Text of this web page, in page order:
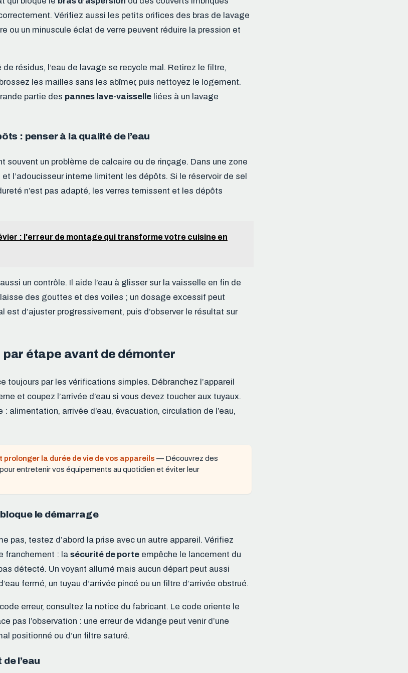
Vérifiez aussi les petits orifices des bras de lavage
ou un minuscule éclat de verre peuvent réduire la pression et
résidus, l’eau de lavage se recycle mal. Retirez le filtre,
les mailles sans les abîmer, puis nettoyez le logement.
partie des pannes lave-vaisselle liées à un lavage
: penser à la qualité de l’eau
souvent un problème de calcaire ou de rinçage. Dans une zone
l’adoucisseur interne limitent les dépôts. Si le réservoir de sel
n’est pas adapté, les verres ternissent et les dépôts
: l'erreur de montage qui transforme votre cuisine en
un contrôle. Il aide l’eau à glisser sur la vaisselle en fin de
des gouttes et des voiles ; un dosage excessif peut
est d’ajuster progressivement, puis d’observer le résultat sur
étape avant de démonter
toujours par les vérifications simples. Débranchez l’appareil
et coupez l’arrivée d’eau si vous devez toucher aux tuyaux.
: alimentation, arrivée d’eau, évacuation, circulation de l’eau,
prolonger la durée de vie de vos appareils — Découvrez des
entretenir vos équipements au quotidien et éviter leur
le démarrage
pas, testez d’abord la prise avec un autre appareil. Vérifiez
franchement : la sécurité de porte empêche le lancement du
détecté. Un voyant allumé mais aucun départ peut aussi
fermé, un tuyau d’arrivée pincé ou un filtre d’arrivée obstrué.
erreur, consultez la notice du fabricant. Le code oriente le
pas l’observation : une erreur de vidange peut venir d’une
positionné ou d’un filtre saturé.
l’eau